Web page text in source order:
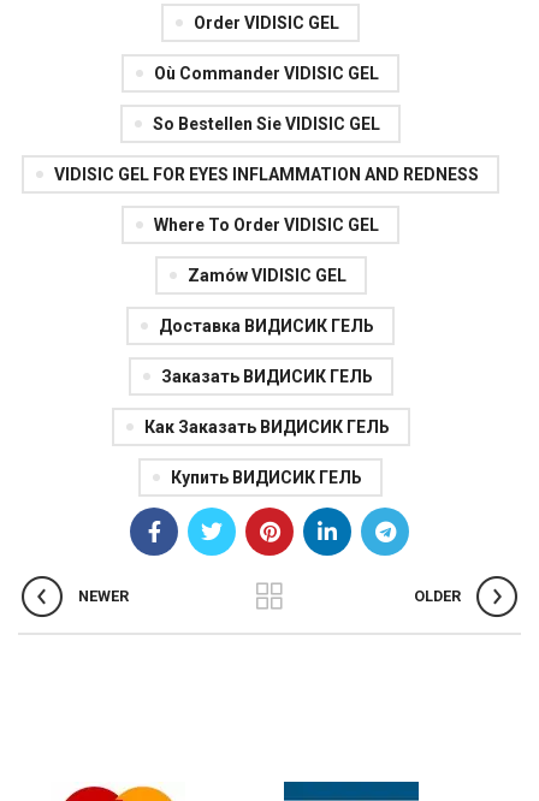
Order VIDISIC GEL
Où Commander VIDISIC GEL
So Bestellen Sie VIDISIC GEL
VIDISIC GEL FOR EYES INFLAMMATION AND REDNESS
Where To Order VIDISIC GEL
Zamów VIDISIC GEL
Доставка ВИДИСИК ГЕЛЬ
Заказать ВИДИСИК ГЕЛЬ
Как Заказать ВИДИСИК ГЕЛЬ
Купить ВИДИСИК ГЕЛЬ
NEWER OLDER